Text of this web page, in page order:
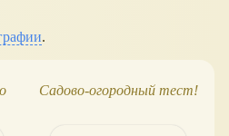
.
Садово-огородный тест!